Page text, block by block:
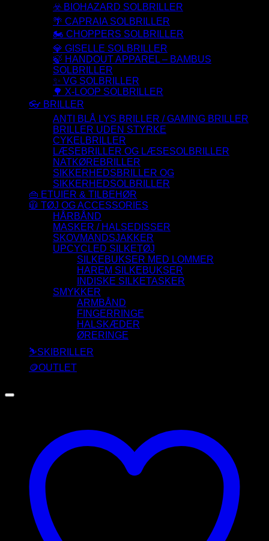
☣️ BIOHAZARD SOLBRILLER
🌴 CAPRAIA SOLBRILLER
🏍️ CHOPPERS SOLBRILLER
💎 GISELLE SOLBRILLER
🍃 HANDOUT APPAREL – BAMBUS
SOLBRILLER
✨ VG SOLBRILLER
🌳 X-LOOP SOLBRILLER
👓 BRILLER
ANTI BLÅ LYS BRILLER / GAMING BRILLER
BRILLER UDEN STYRKE
CYKELBRILLER
LÆSEBRILLER OG LÆSESOLBRILLER
NATKØREBRILLER
SIKKERHEDSBRILLER OG
SIKKERHEDSOLBRILLER
👜 ETUIER & TILBEHØR
🧥 TØJ OG ACCESSORIES
HÅRBÅND
MASKER / HALSEDISSER
SKOVMANDSJAKKER
UPCYCLED SILKETØJ
SILKEBUKSER MED LOMMER
HAREM SILKEBUKSER
INDISKE SILKETASKER
SMYKKER
ARMBÅND
FINGERRINGE
HALSKÆDER
ØRERINGE
⛷️SKIBRILLER
🪙OUTLET